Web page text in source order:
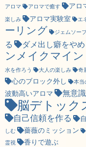
アロマ
アロマで癒す アロ
楽しみ
アロマ実験室 エ
ーリング
ジェムソー
る
ダメ出し癖をやめ
ンメイクマイン
水を作ろう
大人の楽しみ 奇
心のブロック外し 本当
波動高いアロマ 無意
脳デトック
自己信頼を作る
しむ
薔薇のミッション
霊視 香りで遊ぶ